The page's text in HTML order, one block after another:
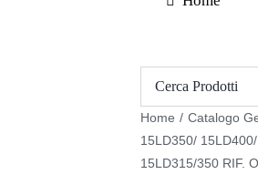
Home / Catalogo
15LD350/
15LD315/350 RIF.